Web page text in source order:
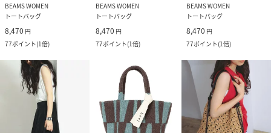
BEAMS WOMEN
トートバッグ
8,470 円
77ポイント(1倍)
BEAMS WOMEN
トートバッグ
8,470 円
77ポイント(1倍)
BEAMS WOMEN
トートバッグ
8,470 円
77ポイント(1倍)